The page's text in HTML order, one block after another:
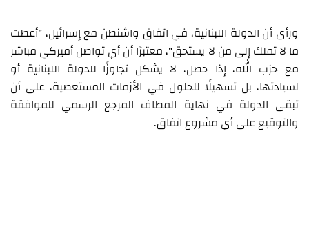
ورأى أن الدولة اللبنانية، في اتفاق واشنطن مع إسرائيل، "أعطت
ما لا تملك إلى من لا يستحق"، معتبرًا أن أي تواصل أميركي مباشر
مع حزب الله، إذا حصل، لا يشكل تجاوزًا للدولة اللبنانية أو
لسيادتها، بل تسهيلًا للحلول في الأزمات المستعصية، على أن
تبقى الدولة في نهاية المطاف المرجع الرسمي للموافقة
والتوقيع على أي مشروع اتفاق.